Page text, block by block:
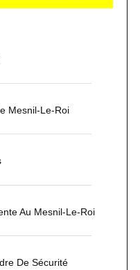
Mesnil-Le-Roi
Au Mesnil-Le-Roi
De Sécurité